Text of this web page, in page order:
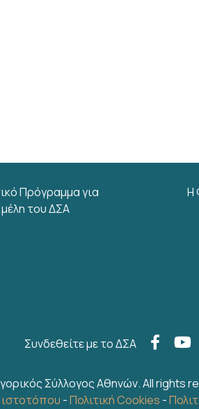
Πρόγραμμα για
του ΔΣΑ
Η
Συνδεθείτε με το ΔΣΑ
Σύλλογος Αθηνών. All rights
-Πολιτική Cookies -